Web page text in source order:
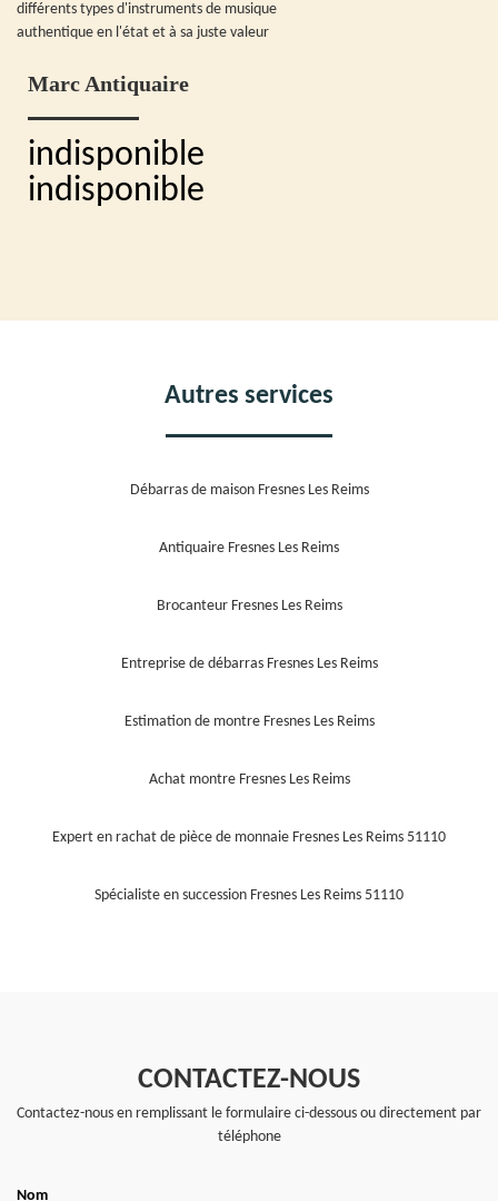
différents types d'instruments de musique
authentique en l'état et à sa juste valeur
Marc Antiquaire
indisponible
indisponible
Autres services
Débarras de maison Fresnes Les Reims
Antiquaire Fresnes Les Reims
Brocanteur Fresnes Les Reims
Entreprise de débarras Fresnes Les Reims
Estimation de montre Fresnes Les Reims
Achat montre Fresnes Les Reims
Expert en rachat de pièce de monnaie Fresnes Les Reims 51110
Spécialiste en succession Fresnes Les Reims 51110
CONTACTEZ-NOUS
Contactez-nous en remplissant le formulaire ci-dessous ou directement par
téléphone
Nom